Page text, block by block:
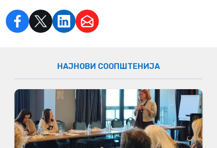
НАЈНОВИ СООПШТЕНИЈА